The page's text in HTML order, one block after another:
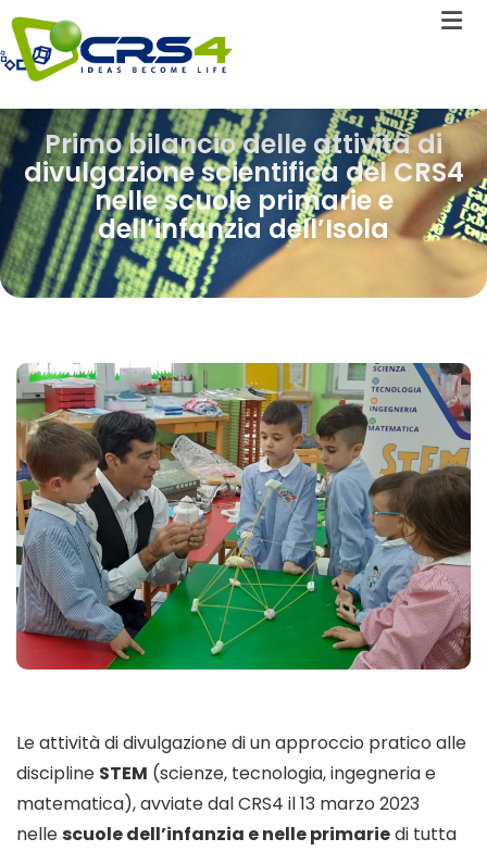
Primo bilancio delle attività di
divulgazione scientifica del CRS4
nelle scuole primarie e
dell’infanzia dell’Isola
Le attività di divulgazione di un approccio pratico alle
discipline STEM (scienze, tecnologia, ingegneria e
matematica), avviate dal CRS4 il 13 marzo 2023
nellescuole dell’infanzia e nelle primariedi tutta